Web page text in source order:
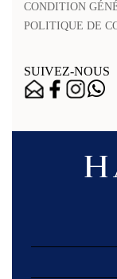
CONDITION
POLITIQUE DE
SUIVEZ-NOUS